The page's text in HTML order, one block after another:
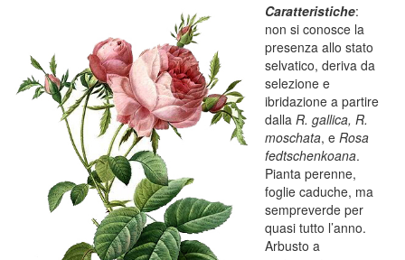
Caratteristiche:
non si conosce la
presenza allo stato
selvatico, deriva da
selezione e
ibridazione a partire
dalla R. gallica, R.
moschata, e Rosa
fedtschenkoana.
Pianta perenne,
foglie caduche, ma
sempreverde per
quasi tutto l’anno.
Arbusto a